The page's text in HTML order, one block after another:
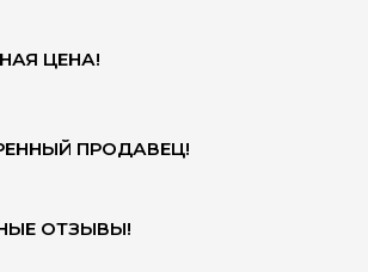
ЦЕНА!
ПРОДАВЕЦ!
ОТЗЫВЫ!